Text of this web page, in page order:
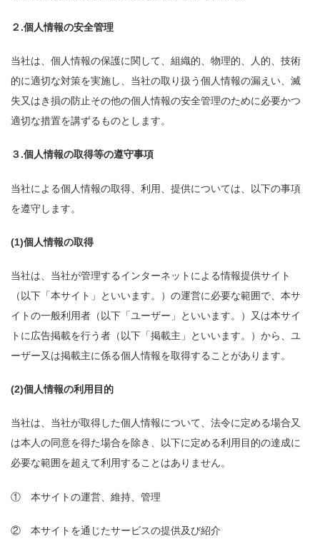
２.個人情報の安全管理
当社は、個人情報の保護に関して、組織的、物理的、人的、技術
的に適切な対策を実施し、当社の取り扱う個人情報の漏えい、滅
失又はき損の防止その他の個人情報の安全管理のために必要かつ
適切な措置を講ずるものとします。
３.個人情報の取得等の遵守事項
当社による個人情報の取得、利用、提供については、以下の事項
を遵守します。
(1)個人情報の取得
当社は、当社が管理するインターネットによる情報提供サイト
（以下「本サイト」といいます。）の運営に必要な範囲で、本サ
イトの一般利用者（以下「ユーザー」といいます。）又は本サイ
トに広告掲載を行う者（以下「掲載主」といいます。）から、ユ
ーザー又は掲載主に係る個人情報を取得することがあります。
(2)個人情報の利用目的
当社は、当社が取得した個人情報について、法令に定める場合又
は本人の同意を得た場合を除き、以下に定める利用目的の達成に
必要な範囲を超えて利用することはありません。
① 本サイトの運営、維持、管理
② 本サイトを通じたサービスの提供及び紹介